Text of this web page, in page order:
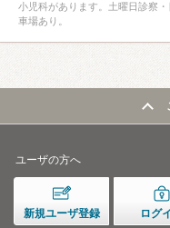
小児科があります。土曜日診察
車場あり。
ユーザの方へ
新規ユーザ登録 ログ